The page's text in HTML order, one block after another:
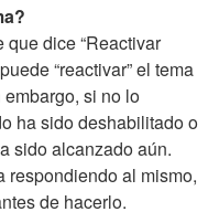
dice “Reactivar
“reactivar” el tema
si no lo
ha sido deshabilitado o
sido alcanzado aún.
respondiendo al mismo,
de hacerlo.